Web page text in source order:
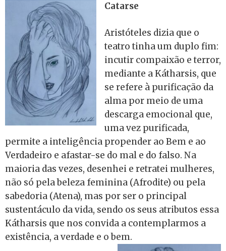
Catarse
Aristóteles dizia que o
teatro tinha um duplo fim:
incutir compaixão e terror,
mediante a Kátharsis, que
se refere à purificação da
alma por meio de uma
descarga emocional que,
uma vez purificada,
permite a inteligência propender ao Bem e ao
Verdadeiro e afastar-se do mal e do falso. Na
maioria das vezes, desenhei e retratei mulheres,
não só pela beleza feminina (Afrodite) ou pela
sabedoria (Atena), mas por ser o principal
sustentáculo da vida, sendo os seus atributos essa
Kátharsis que nos convida a contemplarmos a
existência, a verdade e o bem.